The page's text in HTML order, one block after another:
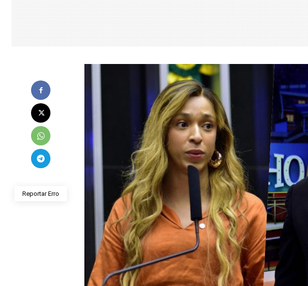
Reportar Erro